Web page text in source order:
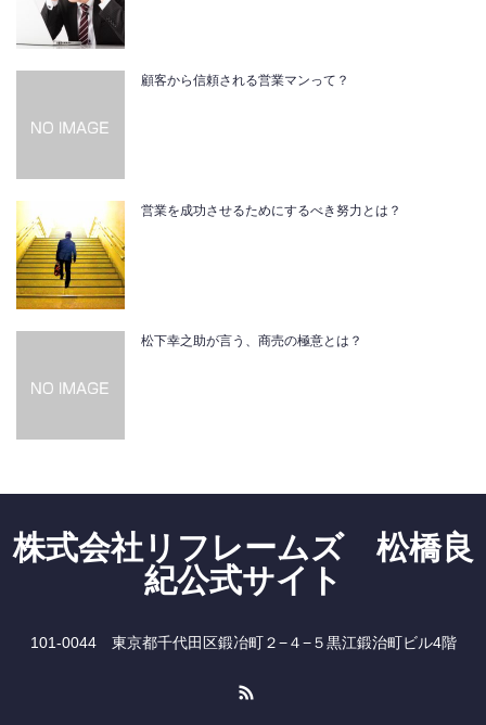
顧客から信頼される営業マンって？
営業を成功させるためにするべき努力とは？
松下幸之助が言う、商売の極意とは？
株式会社リフレームズ 松橋良
紀公式サイト
101-0044 東京都千代田区鍛冶町２−４−５黒江鍛治町ビル4階